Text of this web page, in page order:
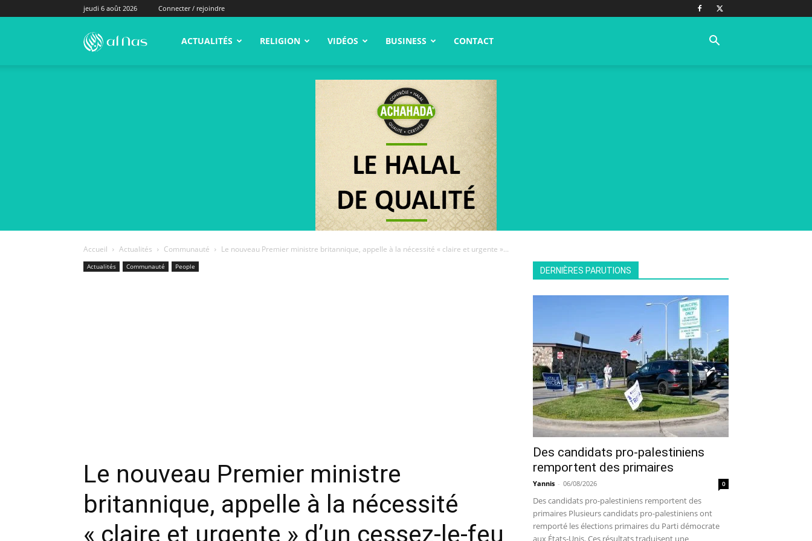
jeudi 6 août 2026 Connecter / rejoindre
alNas.fr ACTUALITÉS RELIGION VIDÉOS BUSINESS CONTACT
Accueil Actualités Communauté Le nouveau Premier ministre britannique, appelle à la nécessité « claire et urgente »...
Actualités Communauté People
Le nouveau Premier ministre
britannique, appelle à la nécessité
« claire et urgente » d’un cessez-le-feu
DERNIÈRES PARUTIONS
Des candidats pro-palestiniens
remportent des primaires
Yannis - 06/08/2026 0
Des candidats pro-palestiniens remportent des
primaires Plusieurs candidats pro-palestiniens ont
remporté les élections primaires du Parti démocrate
aux États-Unis. Ces résultats traduisent une